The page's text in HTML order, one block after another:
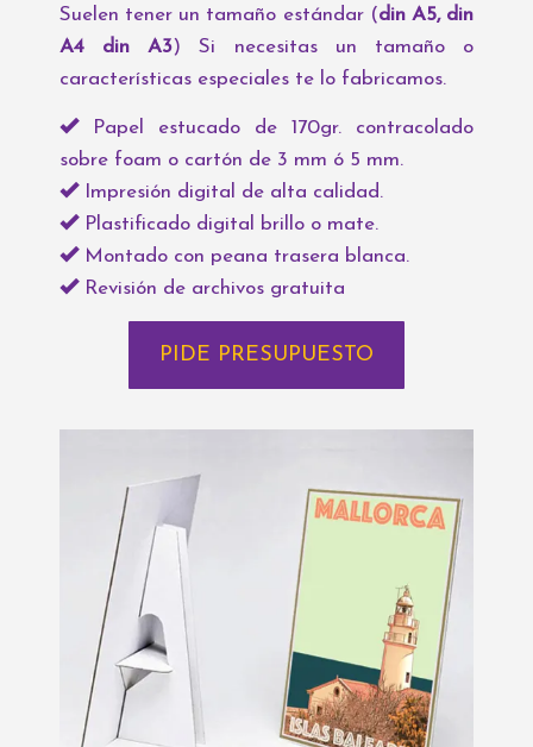
Suelen tener un tamaño estándar (din A5, din
A4 din A3) Si necesitas un tamaño o
características especiales te lo fabricamos.
Papel estucado de 170gr. contracolado
sobre foam o cartón de 3 mm ó 5 mm.
Impresión digital de alta calidad.
Plastificado digital brillo o mate.
Montado con peana trasera blanca.
Revisión de archivos gratuita
PIDE PRESUPUESTO